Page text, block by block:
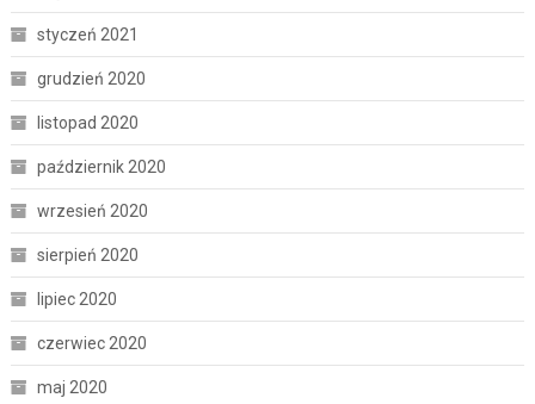
styczeń 2021
grudzień 2020
listopad 2020
październik 2020
wrzesień 2020
sierpień 2020
lipiec 2020
czerwiec 2020
maj 2020